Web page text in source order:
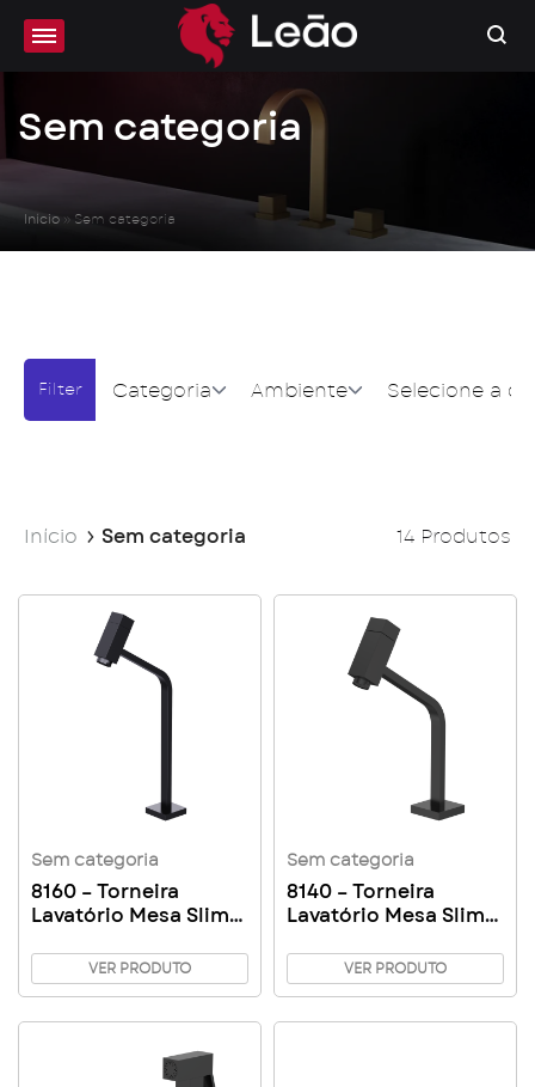
Sem categoria
Início » Sem categoria
Início Sem categoria 14 Produtos
Categoria Selecione a
Ambiente
Sem categoria
8160 – Torneira
Lavatório Mesa Slim
VER PRODUTO
Sem categoria
8140 – Torneira
Lavatório Mesa Slim
VER PRODUTO